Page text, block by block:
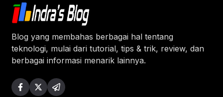
Blog yang membahas berbagai hal tentang
teknologi, mulai dari tutorial, tips & trik, review, dan
berbagai informasi menarik lainnya.